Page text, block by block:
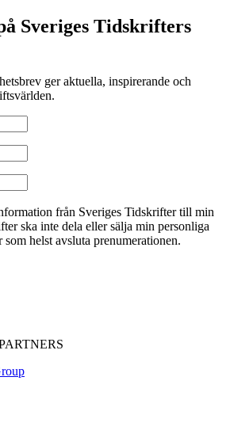
Sveriges Tidskrifters
ger aktuella, inspirerande och
från Sveriges Tidskrifter till min
ska inte dela eller sälja min personliga
helst avsluta prenumerationen.